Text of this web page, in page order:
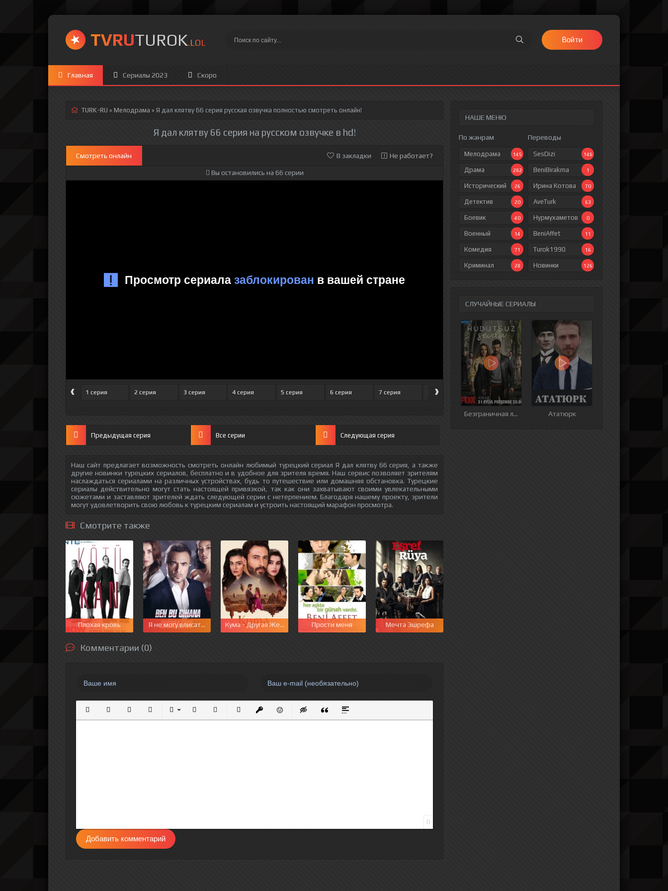
TVRUTUROK.LOL Войти
Главная Сериалы 2023 Скоро
НАШЕ МЕНЮ
По жанрам
Мелодрама 145
Драма 282
Исторический 26
Детектив 20
Боевик 40
Военный 14
Комедия 71
Криминал 28
Переводы
SesDizi 146
BeniBirakma 1
Ирина Котова 70
AveTurk 63
Нурмухаметов 0
BeniAffet 11
Turok1990 16
Новинки 126
СЛУЧАЙНЫЕ СЕРИАЛЫ
Безграничная любовь Ататюрк
TURK-RU » Мелодрама » Я дал клятву 66 серия русская озвучка полностью смотреть онлайн!
Я дал клятву 66 серия на русском озвучке в hd!
Смотреть онлайн В закладки Не работает?
Вы остановились на 66 серии
‹ 1 серия 2 серия 3 серия 4 серия 5 серия 6 серия 7 серия 8 серия 9 серия
›
Предыдущая серия Все серии Следующая серия
Наш сайт предлагает возможность смотреть онлайн любимый турецкий сериал Я дал клятву 66 серия, а также
другие новинки турецких сериалов, бесплатно и в удобное для зрителя время. Наш сервис позволяет зрителям
наслаждаться сериалами на различных устройствах, будь то путешествие или домашняя обстановка. Турецкие
сериалы действительно могут стать настоящей привязкой, так как они захватывают своими увлекательными
сюжетами и заставляют зрителей ждать следующей серии с нетерпением. Благодаря нашему проекту, зрители
могут удовлетворить свою любовь к турецким сериалам и устроить настоящий марафон просмотра.
Смотрите также
Плохая кровь Я не могу вписаться в этот мирКума - Другая Жена Прости меня Мечта Эшрефа
Комментарии (0)
Полужирный
КурсивПодчеркнутый
ЗачеркнутыйВыравнивание
Нумерованный список
Маркированный список
Вставить ссылку
Вставить защищенную ссылку
Вставить смайлик
Вставка скрытого текста
Вставка цитаты
Вставка спойлера
0
Добавить комментарий